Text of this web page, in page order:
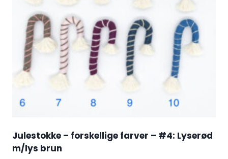
Julestokke – forskellige farver – #4: Lyserød
m/lys brun